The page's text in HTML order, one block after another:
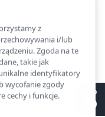
nowy
bitwy 1
II LO